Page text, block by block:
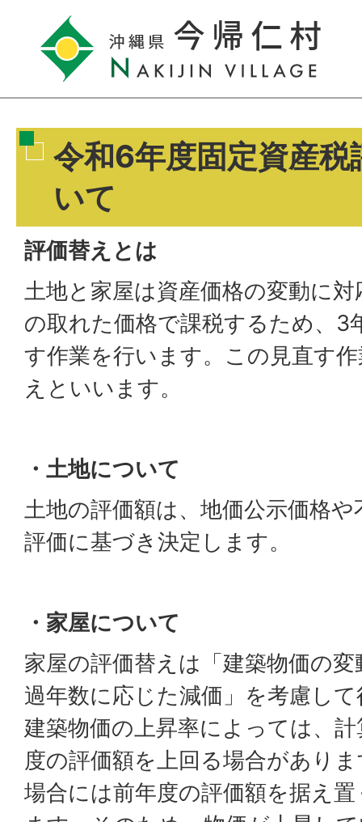
令和6年度固定資産税
いて
評価替えとは
土地と家屋は資産価格の変動に
の取れた価格で課税するため、3
す作業を行います。この見直す
えといいます。
・土地について
土地の評価額は、地価公示価格
評価に基づき決定します。
・家屋について
家屋の評価替えは「建築物価の
過年数に応じた減価」を考慮し
建築物価の上昇率によっては、
度の評価額を上回る場合があり
場合には前年度の評価額を据え